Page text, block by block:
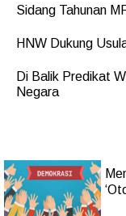
Sidang Tahunan
HNW Dukung
Di Balik Predikat
Negara